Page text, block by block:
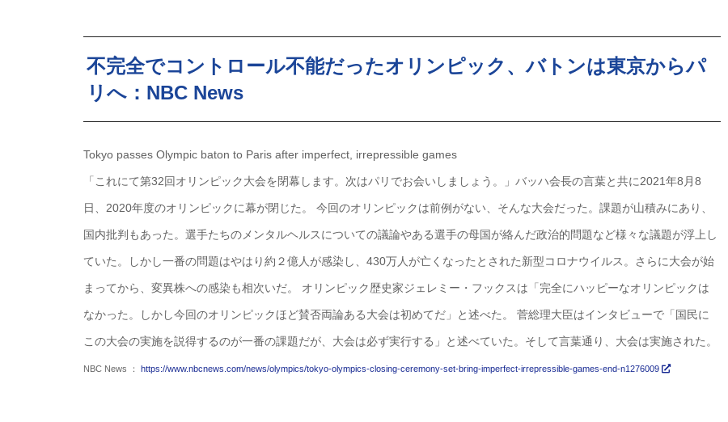
不完全でコントロール不能だったオリンピック、バトンは東京からパ
リへ：NBC News
Tokyo passes Olympic baton to Paris after imperfect, irrepressible games
「これにて第32回オリンピック大会を閉幕します。次はパリでお会いしましょう。」バッハ会長の言葉と共に2021年8月8
日、2020年度のオリンピックに幕が閉じた。 今回のオリンピックは前例がない、そんな大会だった。課題が山積みにあり、
国内批判もあった。選手たちのメンタルヘルスについての議論やある選手の母国が絡んだ政治的問題など様々な議題が浮上し
ていた。しかし一番の問題はやはり約２億人が感染し、430万人が亡くなったとされた新型コロナウイルス。さらに大会が始
まってから、変異株への感染も相次いだ。 オリンピック歴史家ジェレミー・フックスは「完全にハッピーなオリンピックは
なかった。しかし今回のオリンピックほど賛否両論ある大会は初めてだ」と述べた。 菅総理大臣はインタビューで「国民に
この大会の実施を説得するのが一番の課題だが、大会は必ず実行する」と述べていた。そして言葉通り、大会は実施された。
NBC News ： https://www.nbcnews.com/news/olympics/tokyo-olympics-closing-ceremony-set-bring-imperfect-irrepressible-games-end-n1276009